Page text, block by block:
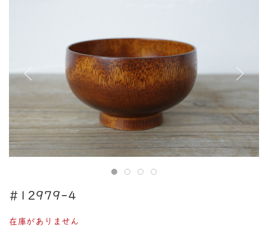
#12979-4
在庫がありません